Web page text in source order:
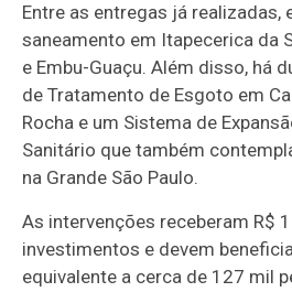
Entre as entregas já realizadas,
saneamento em Itapecerica da
e Embu-Guaçu. Além disso, há
de Tratamento de Esgoto em
Rocha e um Sistema de
Sanitário que também
na Grande São Paulo.
As intervenções receberam R$
investimentos e devem
equivalente a cerca de 127 mil